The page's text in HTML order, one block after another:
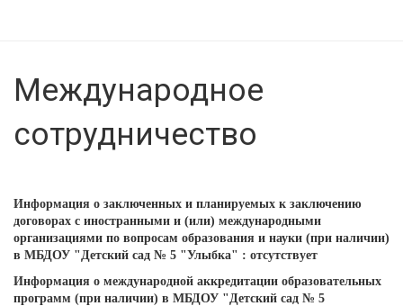
Международное
сотрудничество
Информация о заключенных и планируемых к заключению
договорах с иностранными и (или) международными
организациями по вопросам образования и науки (при наличии)
в МБДОУ "Детский сад № 5 "Улыбка" : отсутствует
Информация о международной аккредитации образовательных
программ (при наличии) в МБДОУ "Детский сад № 5